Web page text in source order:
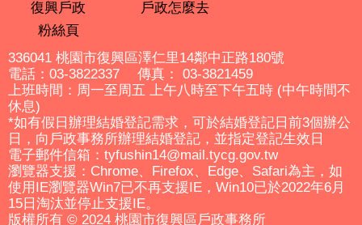
復興戶政
粉絲頁
戶政怎麼去
336041 桃園市復興區澤仁里14鄰中正路180號
電話：03-3822337 傳真： 03-3821459
上班時間：周一至周五 上午八時至下午五時 (中午時間不
休息)
*如有假日辦理結婚登記需求，可於結婚登記日前3個辦公
日，向戶政事務所辦理結婚登記，並指定登記生效日
電子郵件信箱：tyfushin14@mail.tycg.gov.tw
瀏覽器支援：Chrome、Firefox、Edge、Safari為主，如
使用IE瀏覽器Win7已不再支援IE，Win10已於2022年6月
15日淘汰並停止支援IE。
版權所有 © 2024 桃園市復興區戶政事務所